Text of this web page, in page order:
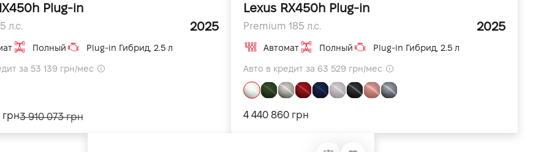
Plug-in
л.с. 2025
Полный Plug-in Гибрид, 2.5 л
за 53 139 грн/мес
грн3 910 073 грн
Lexus RX450h Plug-in
Premium 185 л.с. 2025
Автомат Полный Plug-in Гибрид, 2.5 л
Авто в кредит за 63 529 грн/мес
4 440 860 грн